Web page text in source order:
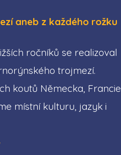
aneb z každého rožku
ročníků se realizoval
trojmezí.
koutů Německa, Francie
místní kulturu, jazyk i